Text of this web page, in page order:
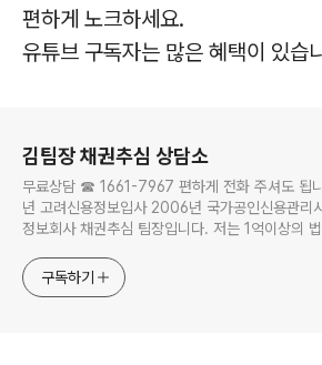
편하게 노크하세요.
유튜브 구독자는 많은 혜택이 있습
김팀장 채권추심 상담소
무료상담 ☎ 1661-7967 편하게 전화 주셔도 됩
년 고려신용정보입사 2006년 국가공인신용관리사 취득 신
정보회사 채권추심 팀장입니다. 저는 1억이상의
무자 재산 조사·조회, 채권추심이 필요한 채권자는
크하세요!
구독하기